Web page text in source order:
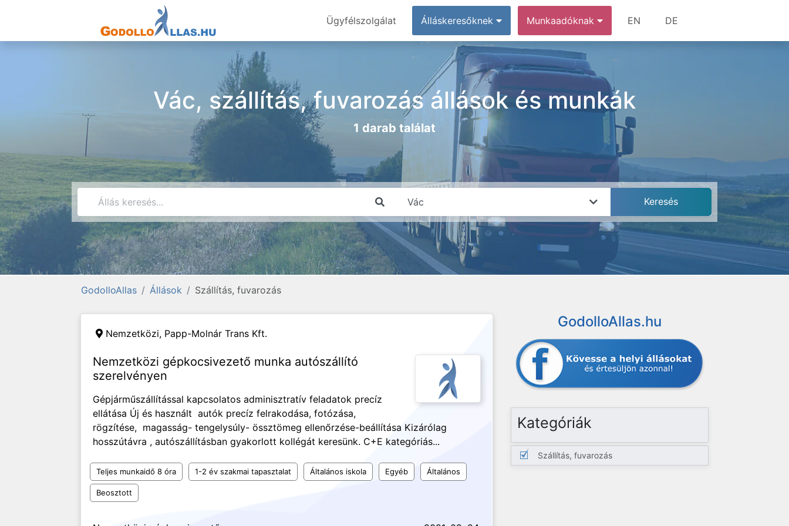
Ügyfélszolgálat Álláskeresőknek Munkaadóknak EN DE
Vác, szállítás, fuvarozás állások és munkák
1 darab találat
GodolloAllas Állások Szállítás, fuvarozás
Nemzetközi, Papp-Molnár Trans Kft.
Nemzetközi gépkocsivezető munka autószállító
szerelvényen
Gépjárműszállítással kapcsolatos adminisztratív feladatok precíz
ellátása Új és használt autók precíz felrakodása, fotózása,
rögzítése, magasság- tengelysúly- össztömeg ellenőrzése-beállítása Kizárólag
hosszútávra , autószállításban gyakorlott kollégát keresünk. C+E kategóriás...
Teljes munkaidő 8 óra 1-2 év szakmai tapasztalat Általános iskola Egyéb Általános
Beosztott
GodolloAllas.hu
Kategóriák
Szállítás, fuvarozás